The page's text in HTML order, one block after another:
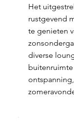
Het
rustgevend
te genieten
diverse